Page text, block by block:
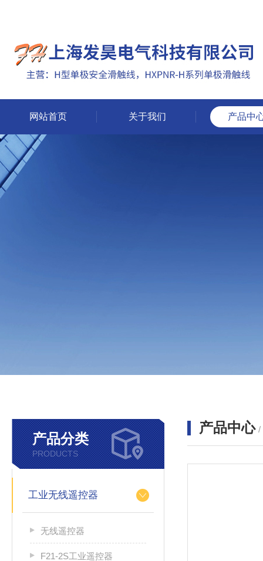
网站首页 关于我们 产品中
产品分类
PRODUCTS
工业无线遥控器
无线遥控器
F21-2S工业遥控器
产品中心 /